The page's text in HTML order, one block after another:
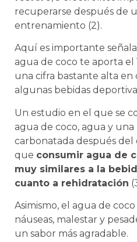
recuperarse después de
entrenamiento (2).
Aquí es importante
agua de coco te aporta el
una cifra bastante alta en
algunas bebidas
Un estudio en el que se
agua de coco, agua y
carbonatada después del
que consumir agua de
muy similares a la
cuanto a rehidratación
Asimismo, el agua de
náuseas, malestar y
un sabor más agradable.